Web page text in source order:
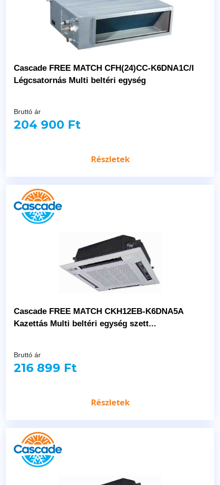
Cascade FREE MATCH CFH(24)CC-K6DNA1C/I
Légcsatornás Multi beltéri egység
Bruttó ár
204 900 Ft
Részletek
Cascade FREE MATCH CKH12EB-K6DNA5A
Kazettás Multi beltéri egység szett...
Bruttó ár
216 899 Ft
Részletek